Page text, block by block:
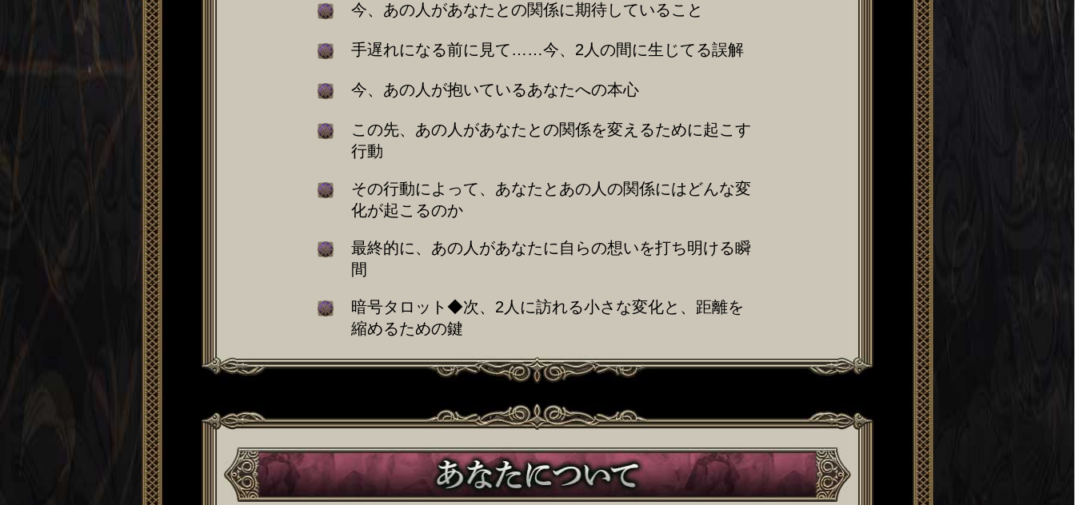
今、あの人があなたとの関係に期待していること
手遅れになる前に見て……今、2人の間に生じてる誤解
今、あの人が抱いているあなたへの本心
この先、あの人があなたとの関係を変えるために起こす
行動
その行動によって、あなたとあの人の関係にはどんな変
化が起こるのか
最終的に、あの人があなたに自らの想いを打ち明ける瞬
間
暗号タロット◆次、2人に訪れる小さな変化と、距離を
縮めるための鍵